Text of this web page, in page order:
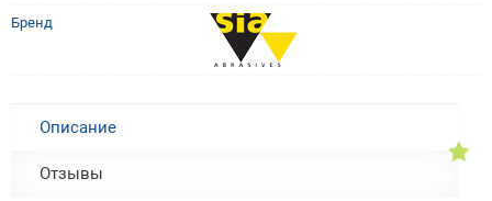
Бренд
Описание
Отзывы